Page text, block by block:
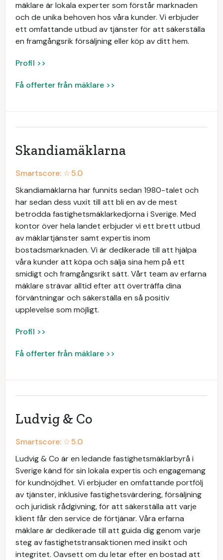
mäklare är lokala experter som förstår marknaden
och de unika behoven hos våra kunder. Vi erbjuder
ett omfattande utbud av tjänster för att säkerställa
en framgångsrik försäljning eller köp av ditt hem.
Profil >>
Få offerter från mäklare >>
Skandiamäklarna
Smartscore: ☆5.0
Skandiamäklarna har funnits sedan 1980-talet och
har sedan dess vuxit till att bli en av de mest
betrodda fastighetsmäklarkedjorna i Sverige. Med
kontor över hela landet erbjuder vi ett brett utbud
av mäklartjänster samt expertis inom
bostadsmarknaden. Vi är dedikerade till att hjälpa
våra kunder att köpa och sälja sina hem på ett
smidigt och framgångsrikt sätt. Vårt team av erfarna
mäklare strävar alltid efter att överträffa dina
förväntningar och säkerställa en så positiv
upplevelse som möjligt.
Profil >>
Få offerter från mäklare >>
Ludvig & Co
Smartscore: ☆5.0
Ludvig & Co är en ledande fastighetsmäklarbyrå i
Sverige känd för sin lokala expertis och engagemang
för kundnöjdhet. Vi erbjuder en omfattande portfölj
av tjänster, inklusive fastighetsvärdering, försäljning
och juridisk rådgivning, för att säkerställa att varje
klient får den service de förtjänar. Våra erfarna
mäklare är dedikerade till att guida dig genom varje
steg av fastighetstransaktionen med insikt och
integritet. Oavsett om du letar efter en bostad att